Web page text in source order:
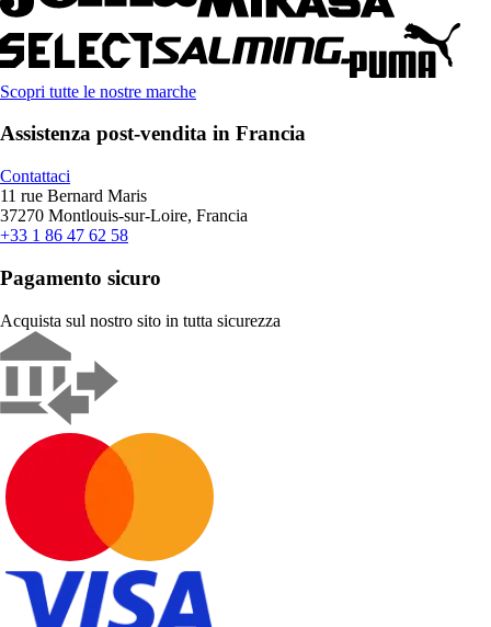
Scopri tutte le nostre marche
Assistenza post-vendita in Francia
Contattaci
11 rue Bernard Maris
37270 Montlouis-sur-Loire, Francia
+33 1 86 47 62 58
Pagamento sicuro
Acquista sul nostro sito in tutta sicurezza